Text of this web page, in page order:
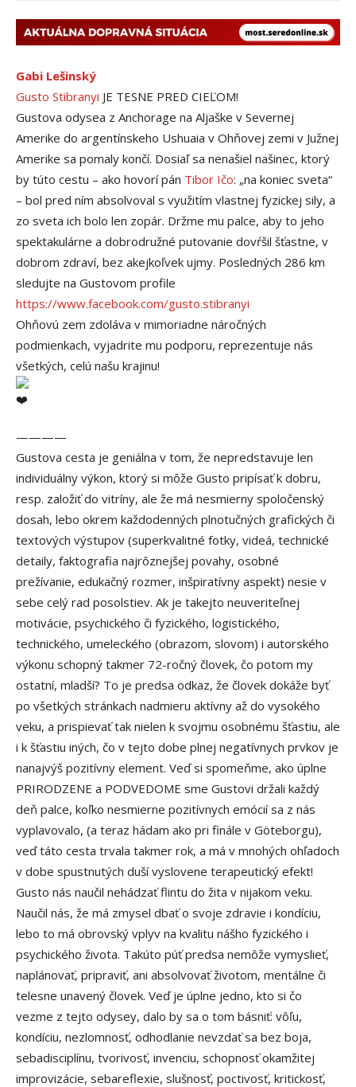
Gabi Lešinský
Gusto Stibranyi JE TESNE PRED CIEĽOM!
Gustova odysea z Anchorage na Aljaške v Severnej
Amerike do argentínskeho Ushuaia v Ohňovej zemi v Južnej
Amerike sa pomaly končí. Dosiaľ sa nenašiel našinec, ktorý
by túto cestu – ako hovorí pán Tibor Ičo: „na koniec sveta“
– bol pred ním absolvoval s využitím vlastnej fyzickej sily, a
zo sveta ich bolo len zopár. Držme mu palce, aby to jeho
spektakulárne a dobrodružné putovanie dovŕšil šťastne, v
dobrom zdraví, bez akejkoľvek ujmy. Posledných 286 km
sledujte na Gustovom profile
https://www.facebook.com/gusto.stibranyi
Ohňovú zem zdoláva v mimoriadne náročných
podmienkach, vyjadrite mu podporu, reprezentuje nás
všetkých, celú našu krajinu!
————
Gustova cesta je geniálna v tom, že nepredstavuje len
individuálny výkon, ktorý si môže Gusto pripísať k dobru,
resp. založiť do vitríny, ale že má nesmierny spoločenský
dosah, lebo okrem každodenných plnotučných grafických či
textových výstupov (superkvalitné fotky, videá, technické
detaily, faktografia najrôznejšej povahy, osobné
prežívanie, edukačný rozmer, inšpiratívny aspekt) nesie v
sebe celý rad posolstiev. Ak je takejto neuveriteľnej
motivácie, psychického či fyzického, logistického,
technického, umeleckého (obrazom, slovom) i autorského
výkonu schopný takmer 72-ročný človek, čo potom my
ostatní, mladší? To je predsa odkaz, že človek dokáže byť
po všetkých stránkach nadmieru aktívny až do vysokého
veku, a prispievať tak nielen k svojmu osobnému šťastiu, ale
i k šťastiu iných, čo v tejto dobe plnej negatívnych prvkov je
nanajvýš pozitívny element. Veď si spomeňme, ako úplne
PRIRODZENE a PODVEDOME sme Gustovi držali každý
deň palce, koľko nesmierne pozitívnych emócií sa z nás
vyplavovalo, (a teraz hádam ako pri finále v Göteborgu),
veď táto cesta trvala takmer rok, a má v mnohých ohľadoch
v dobe spustnutých duší vyslovene terapeutický efekt!
Gusto nás naučil nehádzať flintu do žita v nijakom veku.
Naučil nás, že má zmysel dbať o svoje zdravie i kondíciu,
lebo to má obrovský vplyv na kvalitu nášho fyzického i
psychického života. Takúto púť predsa nemôže vymyslieť,
naplánovať, pripraviť, ani absolvovať životom, mentálne či
telesne unavený človek. Veď je úplne jedno, kto si čo
vezme z tejto odysey, dalo by sa o tom básniť: vôľu,
kondíciu, nezlomnosť, odhodlanie nevzdať sa bez boja,
sebadisciplínu, tvorivosť, invenciu, schopnosť okamžitej
improvizácie, sebareflexie, slušnosť, poctivosť, kritickosť,